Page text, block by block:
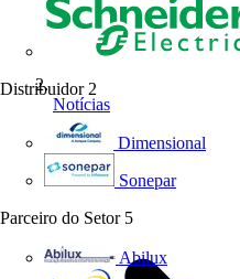
Distribuidor 2
Dimensional
Sonepar
Parceiro do Setor 5
Abilux
Notícias